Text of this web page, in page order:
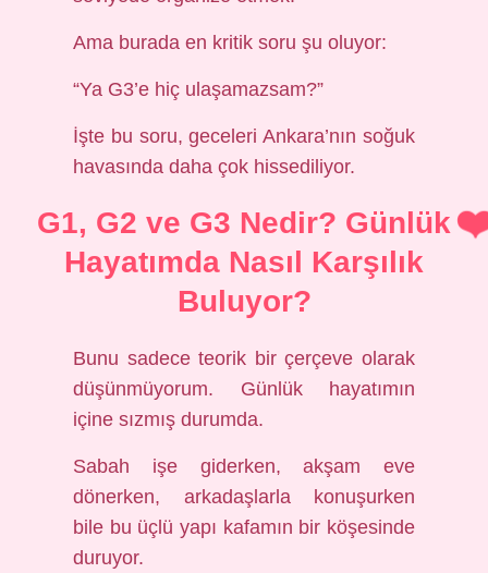
Ama burada en kritik soru şu oluyor:
“Ya G3’e hiç ulaşamazsam?”
İşte bu soru, geceleri Ankara’nın soğuk
havasında daha çok hissediliyor.
G1, G2 ve G3 Nedir? Günlük
Hayatımda Nasıl Karşılık
Buluyor?
Bunu sadece teorik bir çerçeve olarak
düşünmüyorum. Günlük hayatımın
içine sızmış durumda.
Sabah işe giderken, akşam eve
dönerken, arkadaşlarla konuşurken
bile bu üçlü yapı kafamın bir köşesinde
duruyor.